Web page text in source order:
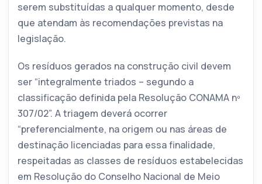
serem substituídas a qualquer momento, desde
que atendam às recomendações previstas na
legislação.
Os resíduos gerados na construção civil devem
ser “integralmente triados – segundo a
classificação definida pela Resolução CONAMA nº
307/02”. A triagem deverá ocorrer
“preferencialmente, na origem ou nas áreas de
destinação licenciadas para essa finalidade,
respeitadas as classes de resíduos estabelecidas
em Resolução do Conselho Nacional de Meio